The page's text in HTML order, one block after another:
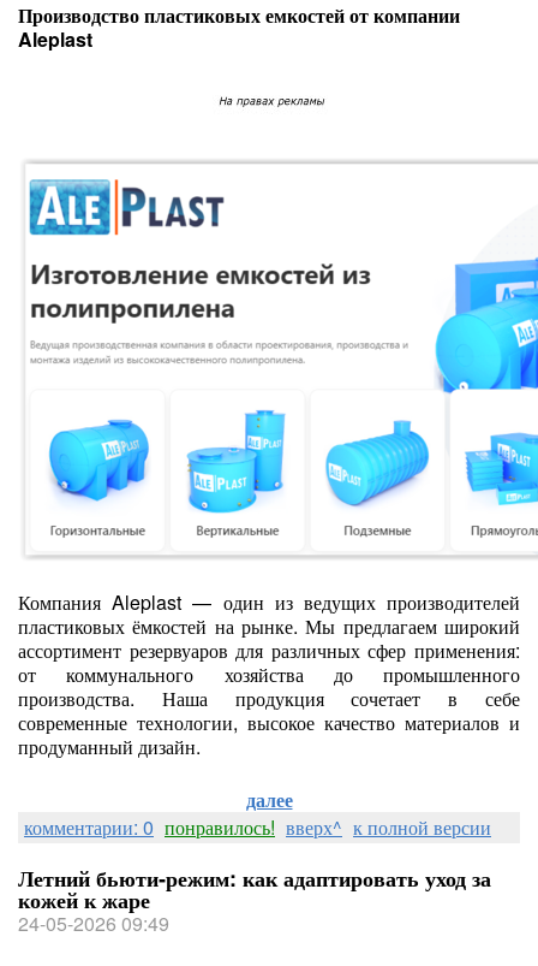
Производство пластиковых емкостей от компании
Aleplast
Компания Aleplast — один из ведущих производителей
пластиковых ёмкостей на рынке. Мы предлагаем широкий
ассортимент резервуаров для различных сфер применения:
от коммунального хозяйства до промышленного
производства. Наша продукция сочетает в себе
современные технологии, высокое качество материалов и
продуманный дизайн.
далее
комментарии: 0 понравилось! вверх^ к полной версии
Летний бьюти‑режим: как адаптировать уход за
кожей к жаре
24-05-2026 09:49